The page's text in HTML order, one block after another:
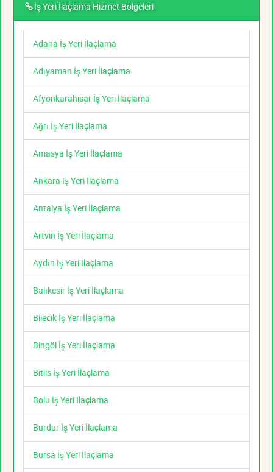
İş Yeri İlaçlama Hizmet Bölgeleri
Adana İş Yeri İlaçlama
Adıyaman İş Yeri İlaçlama
Afyonkarahisar İş Yeri İlaçlama
Ağrı İş Yeri İlaçlama
Amasya İş Yeri İlaçlama
Ankara İş Yeri İlaçlama
Antalya İş Yeri İlaçlama
Artvin İş Yeri İlaçlama
Aydın İş Yeri İlaçlama
Balıkesir İş Yeri İlaçlama
Bilecik İş Yeri İlaçlama
Bingöl İş Yeri İlaçlama
Bitlis İş Yeri İlaçlama
Bolu İş Yeri İlaçlama
Burdur İş Yeri İlaçlama
Bursa İş Yeri İlaçlama